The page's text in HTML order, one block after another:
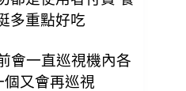
多重點好吃
會一直巡視機內各
又會再巡視